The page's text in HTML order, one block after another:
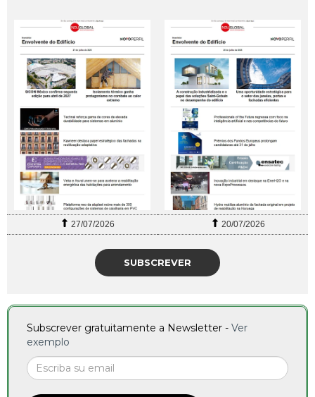
27/07/2026 20/07/2026
SUBSCREVER
Subscrever gratuitamente a Newsletter - Ver
exemplo